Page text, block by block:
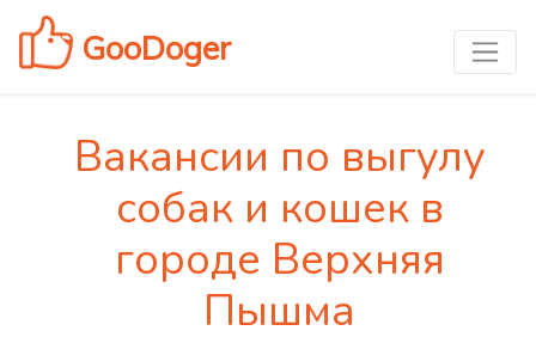
GooDoger
Вакансии по выгулу
собак и кошек в
городе Верхняя
Пышма